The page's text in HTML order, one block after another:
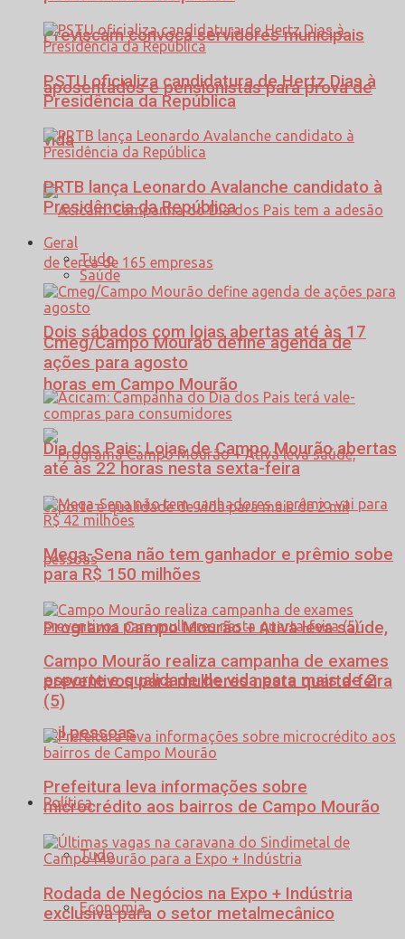
Previscam convoca servidores municipais
aposentados e pensionistas para prova de
vida
Dois sábados com lojas abertas até às 17
horas em Campo Mourão
Programa Campo Mourão + Ativa leva saúde,
esporte e qualidade de vida para mais de 2
mil pessoas
Política
Tudo
Economia
PSTU oficializa candidatura de Hertz Dias à
Presidência da República
PRTB lança Leonardo Avalanche candidato à
Presidência da República
Geral
Tudo
Saúde
Cmeg/Campo Mourão define agenda de
ações para agosto
Dia dos Pais: Lojas de Campo Mourão abertas
até às 22 horas nesta sexta-feira
Mega-Sena não tem ganhador e prêmio sobe
para R$ 150 milhões
Campo Mourão realiza campanha de exames
preventivos para mulheres nesta quarta-feira
(5)
Prefeitura leva informações sobre
microcrédito aos bairros de Campo Mourão
Rodada de Negócios na Expo + Indústria
exclusiva para o setor metalmecânico